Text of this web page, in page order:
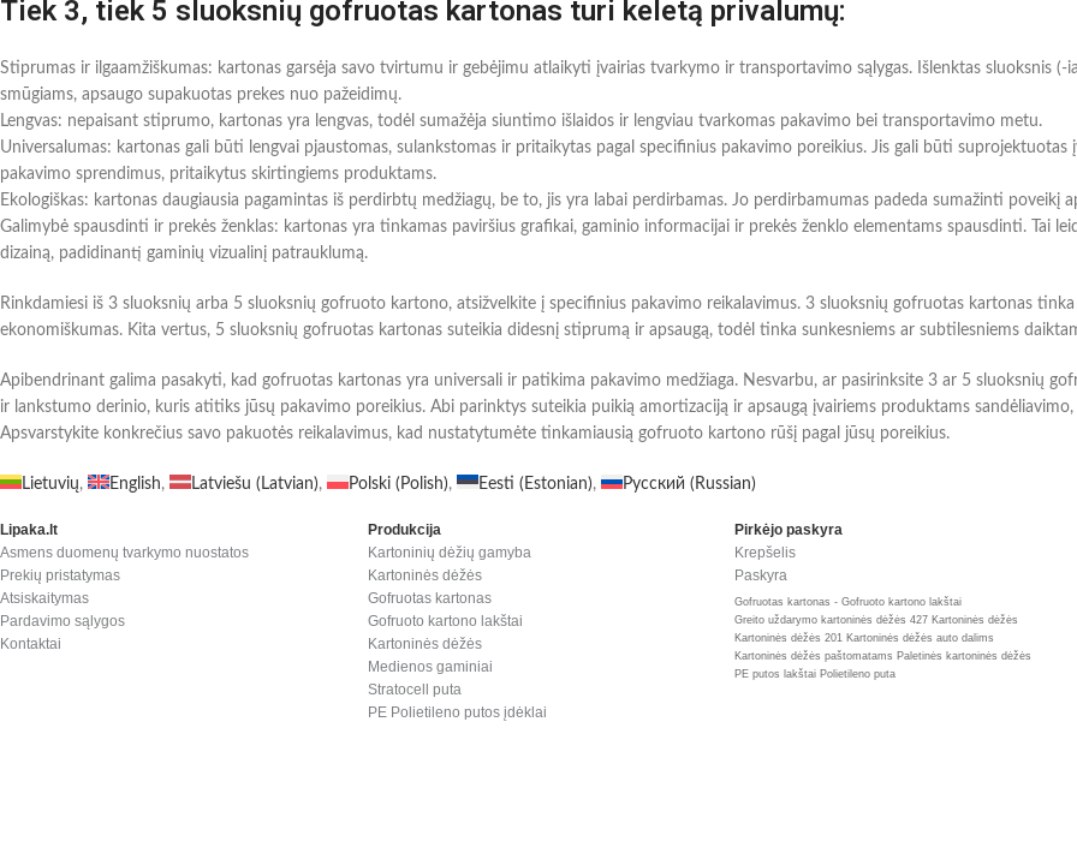
Tiek 3, tiek 5 sluoksnių gofruotas kartonas turi keletą privalumų:
Stiprumas ir ilgaamžiškumas: kartonas garsėja savo tvirtumu ir gebėjimu atlaikyti įvairias tvarkymo ir transportavimo sąlygas. Išlenktas sluoksnis
smūgiams, apsaugo supakuotas prekes nuo pažeidimų.
Lengvas: nepaisant stiprumo, kartonas yra lengvas, todėl sumažėja siuntimo išlaidos ir lengviau tvarkomas pakavimo bei transportavimo metu.
Universalumas: kartonas gali būti lengvai pjaustomas, sulankstomas ir pritaikytas pagal specifinius pakavimo poreikius. Jis gali būti
pakavimo sprendimus, pritaikytus skirtingiems produktams.
Ekologiškas: kartonas daugiausia pagamintas iš perdirbtų medžiagų, be to, jis yra labai perdirbamas. Jo perdirbamumas padeda sumažinti
Galimybė spausdinti ir prekės ženklas: kartonas yra tinkamas paviršius grafikai, gaminio informacijai ir prekės ženklo elementams spausdinti. Tai
dizainą, padidinantį gaminių vizualinį patrauklumą.
Rinkdamiesi iš 3 sluoksnių arba 5 sluoksnių gofruoto kartono, atsižvelkite į specifinius pakavimo reikalavimus. 3 sluoksnių gofruotas kartonas
ekonomiškumas. Kita vertus, 5 sluoksnių gofruotas kartonas suteikia didesnį stiprumą ir apsaugą, todėl tinka sunkesniems ar subtilesniems
Apibendrinant galima pasakyti, kad gofruotas kartonas yra universali ir patikima pakavimo medžiaga. Nesvarbu, ar pasirinksite 3 ar 5 sluoksnių
ir lankstumo derinio, kuris atitiks jūsų pakavimo poreikius. Abi parinktys suteikia puikią amortizaciją ir apsaugą įvairiems produktams
Apsvarstykite konkrečius savo pakuotės reikalavimus, kad nustatytumėte tinkamiausią gofruoto kartono rūšį pagal jūsų poreikius.
Lietuvių English Latviešu ( Latvian) Polski ( Polish) Eesti ( Estonian) Русский ( Russian)
Lipaka.lt
Asmens duomenų tvarkymo nuostatos
Prekių pristatymas
Atsiskaitymas
Pardavimo sąlygos
Kontaktai
Produkcija
Kartoninių dėžių gamyba
Kartoninės dėžės
Gofruotas kartonas
Gofruoto kartono lakštai
Kartoninės dėžės
Medienos gaminiai
Stratocell puta
PE Polietileno putos įdėklai
Pirkėjo paskyra
Krepšelis
Paskyra
Gofruotas kartonas - Gofruoto kartono lakštai
Greito uždarymo kartoninės dėžės 427 Kartoninės dėžės
Kartoninės dėžės 201 Kartoninės dėžės auto dalims
Kartoninės dėžės paštomatams Paletinės kartoninės dėžės
PE putos lakštai Polietileno puta